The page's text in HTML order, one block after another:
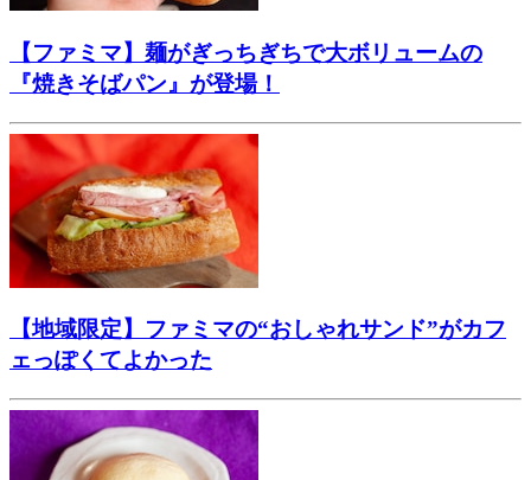
【ファミマ】麺がぎっちぎちで大ボリュームの
『焼きそばパン』が登場！
【地域限定】ファミマの“おしゃれサンド”がカフ
ェっぽくてよかった